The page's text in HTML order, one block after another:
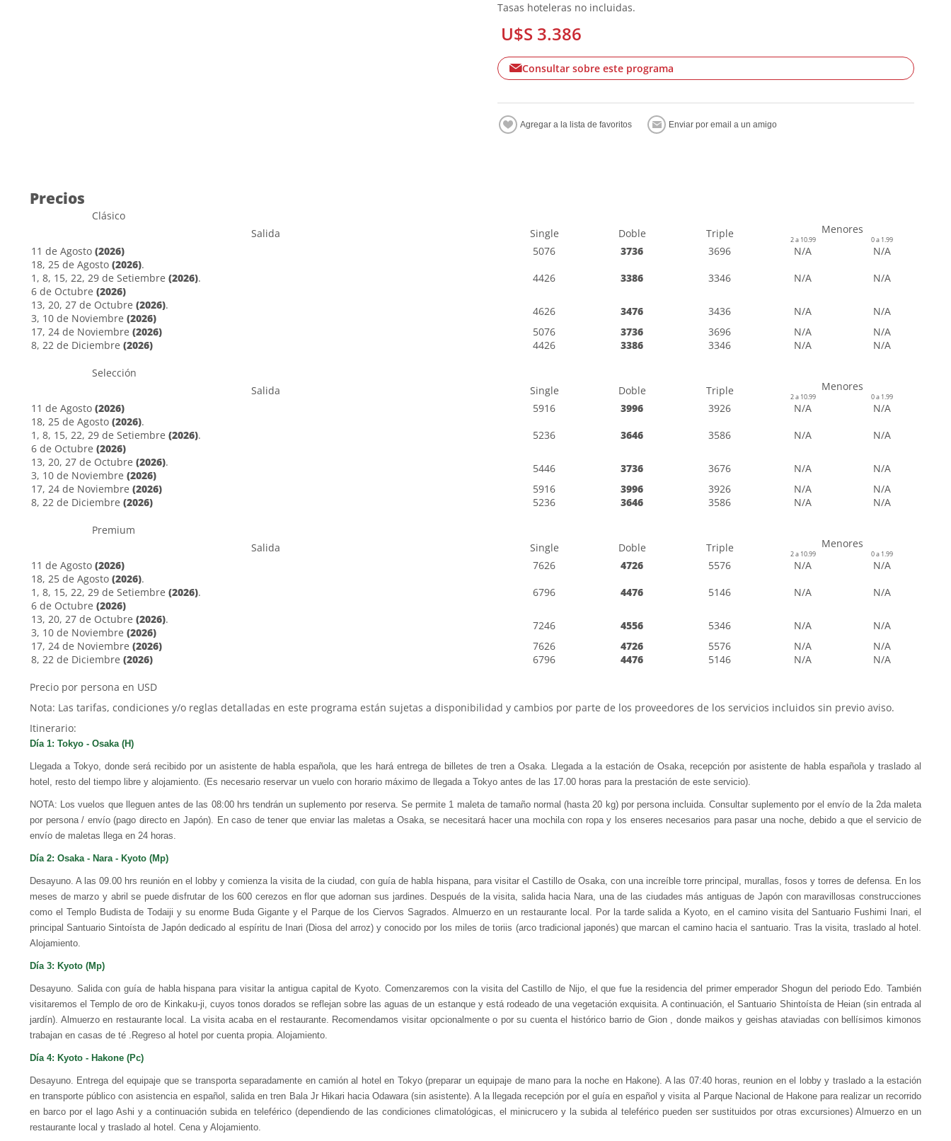
Tasas hoteleras no incluidas.
U$S 3.386
Consultar sobre este programa
Precios
Clásico
Salida
Single Doble Triple Menores
2 a 10.99 0 a 1.99
11 de Agosto (2026) 5076 3736 3696 N/A
N/A
18, 25 de Agosto (2026).
1, 8, 15, 22, 29 de Setiembre (2026).
6 de Octubre (2026)
4426 3386 3346 N/A
N/A
13, 20, 27 de Octubre (2026).
3, 10 de Noviembre (2026)
4626 3476 3436 N/A
N/A
17, 24 de Noviembre (2026) 5076 3736 3696 N/A
N/A
8, 22 de Diciembre (2026) 4426 3386 3346 N/A N/A
Selección
Salida
Single Doble Triple Menores
2 a 10.99 0 a 1.99
11 de Agosto (2026) 5916 3996 3926 N/A
N/A
18, 25 de Agosto (2026).
1, 8, 15, 22, 29 de Setiembre (2026).
6 de Octubre (2026)
5236 3646 3586 N/A
N/A
13, 20, 27 de Octubre (2026).
3, 10 de Noviembre (2026)
5446 3736 3676 N/A
N/A
17, 24 de Noviembre (2026) 5916 3996 3926 N/A
N/A
8, 22 de Diciembre (2026) 5236 3646 3586 N/A N/A
Premium
Salida
Single Doble Triple Menores
2 a 10.99 0 a 1.99
11 de Agosto (2026) 7626 4726 5576 N/A
N/A
18, 25 de Agosto (2026).
1, 8, 15, 22, 29 de Setiembre (2026).
6 de Octubre (2026)
6796 4476 5146 N/A
N/A
13, 20, 27 de Octubre (2026).
3, 10 de Noviembre (2026)
7246 4556 5346 N/A
N/A
17, 24 de Noviembre (2026) 7626 4726 5576 N/A
N/A
8, 22 de Diciembre (2026) 6796 4476 5146 N/A N/A
Precio por persona en USD
Nota: Las tarifas, condiciones y/o reglas detalladas en este programa están sujetas a disponibilidad y cambios por parte de los proveedores de los servicios incluidos sin previo aviso.
Itinerario:
Día 1: Tokyo - Osaka (H)
Llegada a Tokyo, donde será recibido por un asistente de habla española, que les hará entrega de billetes de tren a Osaka. Llegada a la estación de Osaka, recepción por asistente de habla española y traslado al
hotel, resto del tiempo libre y alojamiento. (Es necesario reservar un vuelo con horario máximo de llegada a Tokyo antes de las 17.00 horas para la prestación de este servicio).
NOTA: Los vuelos que lleguen antes de las 08:00 hrs tendrán un suplemento por reserva. Se permite 1 maleta de tamaño normal (hasta 20 kg) por persona incluida. Consultar suplemento por el envío de la 2da maleta
por persona / envío (pago directo en Japón). En caso de tener que enviar las maletas a Osaka, se necesitará hacer una mochila con ropa y los enseres necesarios para pasar una noche, debido a que el servicio de
envío de maletas llega en 24 horas.
Día 2: Osaka - Nara - Kyoto (Mp)
Desayuno. A las 09.00 hrs reunión en el lobby y comienza la visita de la ciudad, con guía de habla hispana, para visitar el Castillo de Osaka, con una increíble torre principal, murallas, fosos y torres de defensa. En los
meses de marzo y abril se puede disfrutar de los 600 cerezos en flor que adornan sus jardines. Después de la visita, salida hacia Nara, una de las ciudades más antiguas de Japón con maravillosas construcciones
como el Templo Budista de Todaiji y su enorme Buda Gigante y el Parque de los Ciervos Sagrados. Almuerzo en un restaurante local. Por la tarde salida a Kyoto, en el camino visita del Santuario Fushimi Inari, el
principal Santuario Sintoísta de Japón dedicado al espíritu de Inari (Diosa del arroz) y conocido por los miles de toriis (arco tradicional japonés) que marcan el camino hacia el santuario. Tras la visita, traslado al hotel.
Alojamiento.
Día 3: Kyoto (Mp)
Desayuno. Salida con guía de habla hispana para visitar la antigua capital de Kyoto. Comenzaremos con la visita del Castillo de Nijo, el que fue la residencia del primer emperador Shogun del periodo Edo. También
visitaremos el Templo de oro de Kinkaku-ji, cuyos tonos dorados se reflejan sobre las aguas de un estanque y está rodeado de una vegetación exquisita. A continuación, el Santuario Shintoísta de Heian (sin entrada al
jardín). Almuerzo en restaurante local. La visita acaba en el restaurante. Recomendamos visitar opcionalmente o por su cuenta el histórico barrio de Gion , donde maikos y geishas ataviadas con bellísimos kimonos
trabajan en casas de té .Regreso al hotel por cuenta propia. Alojamiento.
Día 4: Kyoto - Hakone (Pc)
Desayuno. Entrega del equipaje que se trans­porta separadamente en camión al hotel en Tokyo (preparar un equipaje de mano para la noche en Hakone). A las 07:40 horas, reunion en el lobby y traslado a la estación
en transporte público con asistencia en español, salida en tren Bala Jr Hikari hacia Odawara (sin asistente). A la llegada recepción por el guía en español y visita al Parque Nacional de Hakone para realizar un recorrido
en barco por el lago Ashi y a continuación subida en teleféri­co (dependiendo de las condiciones climatológicas, el minicrucero y la subida al teleférico pueden ser sustituidos por otras excursiones) Almuerzo en un
restaurante local y traslado al hotel. Cena y Alojamiento.